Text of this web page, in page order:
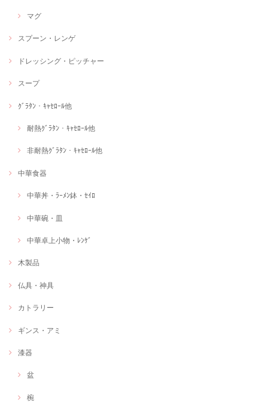
マグ
スプーン・レンゲ
ドレッシング・ピッチャー
スープ
ｸﾞﾗﾀﾝ・ｷｬｾﾛｰﾙ他
耐熱ｸﾞﾗﾀﾝ・ｷｬｾﾛｰﾙ他
非耐熱ｸﾞﾗﾀﾝ・ｷｬｾﾛｰﾙ他
中華食器
中華丼・ﾗｰﾒﾝ鉢・ｾｲﾛ
中華碗・皿
中華卓上小物・ﾚﾝｹﾞ
木製品
仏具・神具
カトラリー
ギンス・アミ
漆器
盆
椀